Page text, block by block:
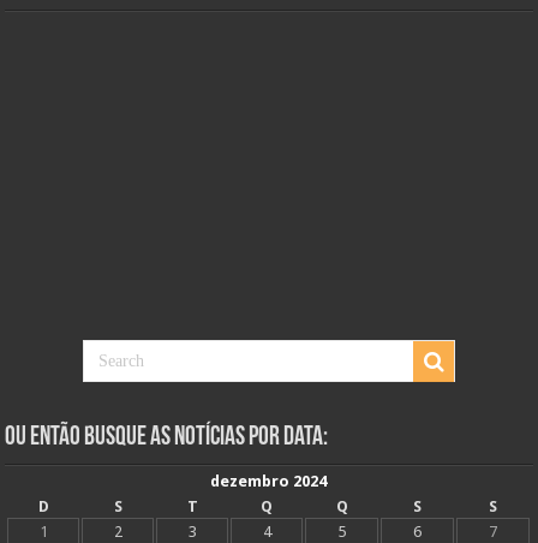
Ou Então Busque as Notícias Por Data:
dezembro 2024
D
S T Q Q S
S
1
2 3 4 5 6
7